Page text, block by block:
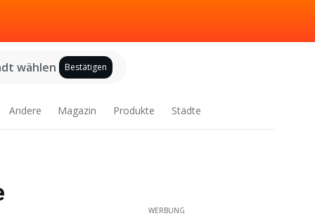
wählen Bestätigen
Andere Magazin Produkte Städte
WERBUNG